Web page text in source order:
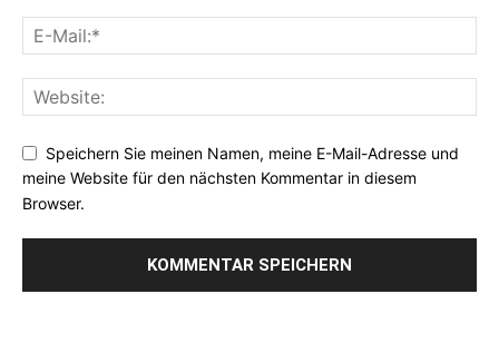
Speichern Sie meinen Namen, meine E-Mail-Adresse und
meine Website für den nächsten Kommentar in diesem
Browser.